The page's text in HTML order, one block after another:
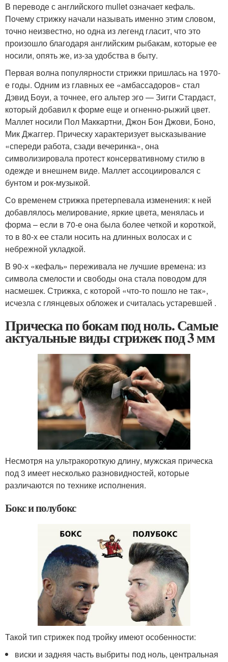
В переводе с английского mullet означает кефаль.
Почему стрижку начали называть именно этим словом,
точно неизвестно, но одна из легенд гласит, что это
произошло благодаря английским рыбакам, которые ее
носили, опять же, из-за удобства в быту.
Первая волна популярности стрижки пришлась на 1970-
е годы. Одним из главных ее «амбассадоров» стал
Дэвид Боуи, а точнее, его альтер эго — Зигги Стардаст,
который добавил к форме еще и огненно-рыжий цвет.
Маллет носили Пол Маккартни, Джон Бон Джови, Боно,
Мик Джаггер. Прическу характеризует высказывание
«спереди работа, сзади вечеринка», она
символизировала протест консервативному стилю в
одежде и внешнем виде. Маллет ассоциировался с
бунтом и рок-музыкой.
Со временем стрижка претерпевала изменения: к ней
добавлялось мелирование, яркие цвета, менялась и
форма – если в 70-е она была более четкой и короткой,
то в 80-х ее стали носить на длинных волосах и с
небрежной укладкой.
В 90-х «кефаль» переживала не лучшие времена: из
символа смелости и свободы она стала поводом для
насмешек. Стрижка, с которой «что-то пошло не так»,
исчезла с глянцевых обложек и считалась устаревшей .
Прическа по бокам под ноль. Самые
актуальные виды стрижек под 3 мм
Несмотря на ультракороткую длину, мужская прическа
под 3 имеет несколько разновидностей, которые
различаются по технике исполнения.
Бокс и полубокс
Такой тип стрижек под тройку имеют особенности:
виски и задняя часть выбриты под ноль, центральная